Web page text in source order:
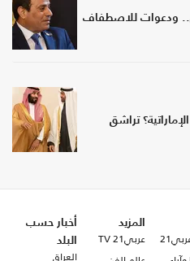
ودعوات للاصطفاف
تراشق
المزيد
عربي21 TV
أخبار حسب
البلد
العراق